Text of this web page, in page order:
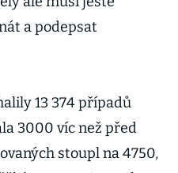
a podepsat
13 374 případů
3000 víc než před
stoupl na 4750,